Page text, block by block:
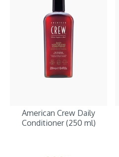
American Crew Daily
Conditioner (250 ml)